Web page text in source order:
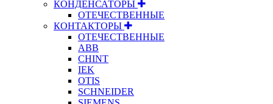
КОНДЕНСАТОРЫ
ОТЕЧЕСТВЕННЫЕ
КОНТАКТОРЫ
ОТЕЧЕСТВЕННЫЕ
ABB
CHINT
IEK
OTIS
SCHNEIDER